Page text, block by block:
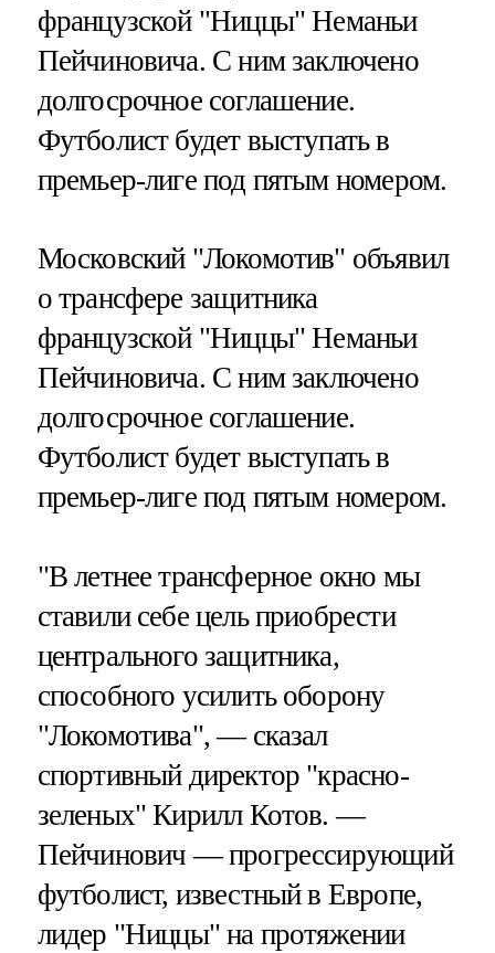
французской "Ниццы" Неманьи
Пейчиновича. С ним заключено
долгосрочное соглашение.
Футболист будет выступать в
премьер-лиге под пятым номером.
Московский "Локомотив" объявил
о трансфере защитника
французской "Ниццы" Неманьи
Пейчиновича. С ним заключено
долгосрочное соглашение.
Футболист будет выступать в
премьер-лиге под пятым номером.
"В летнее трансферное окно мы
ставили себе цель приобрести
центрального защитника,
способного усилить оборону
"Локомотива", — сказал
спортивный директор "красно-
зеленых" Кирилл Котов. —
Пейчинович — прогрессирующий
футболист, известный в Европе,
лидер "Ниццы" на протяжении